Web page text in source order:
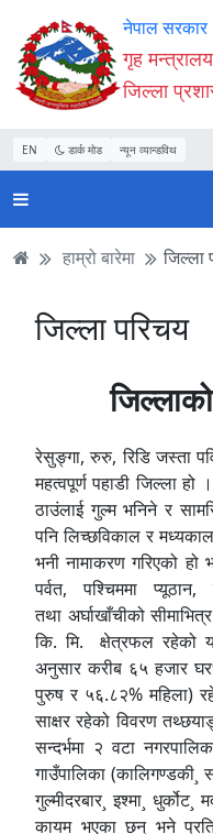
Accessibility
Mode
सुरु
गर्नुहोस्
सामाग्री
पढ्नुहाेस्
नेभिगेसन
पढ्नुहाेस्
वेबसाइट
खोजमा
जानुहोस्
नेपाल सरकार
गृह मन्त्रालय
जिल्ला
EN डार्क मोड न्यून व्यान्डविथ
हाम्रो बारेमा जिल्ला
जिल्ला परिचय
रेसुङ्गा, रुरु, रिडि जस्ता
महत्वपूर्ण पहाडी जिल्ला
ठाउंलाई गुल्म भनिने र
पनि लिच्छविकाल र
भनी नामाकरण गरिएको हो
पर्वत, पश्चिममा
तथा अर्घाखाँचीको
कि. मि. क्षेत्रफल रहेको
अनुसार करीब ६५ हजार
पुरुष र ५६.८२% महिला)
साक्षर रहेको विवरण
सन्दर्भमा २ वटा
गाउँपालिका (कालिगण्डकी¸
गुल्मीदरबार¸ इश्मा¸
कायम भएका छन् भने